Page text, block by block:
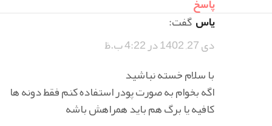
یاسگفت:
دی 27, 1402 در 4:22 ب.ظ
با سلام خسته نباشید
اگه بخوام به صورت پودر استفاده کنم فقط دونه ها
کافیه یا برگ هم باید همراهش باشه